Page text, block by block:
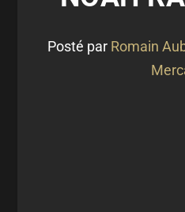
Posté par Romain